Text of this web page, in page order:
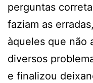
perguntas
faziam as
àqueles que não
diversos
e finalizou